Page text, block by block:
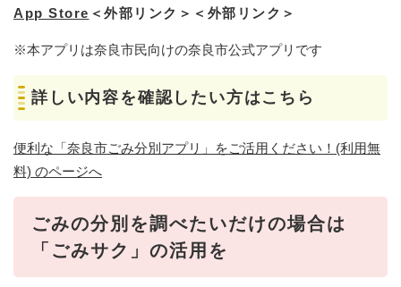
App Store ＜外部リンク＞ ＜外部リンク＞
※本アプリは奈良市民向けの奈良市公式アプリです
詳しい内容を確認したい方はこちら
便利な「奈良市ごみ分別アプリ」をご活用ください！(利用無
料) のページへ
ごみの分別を調べたいだけの場合は
「ごみサク」の活用を